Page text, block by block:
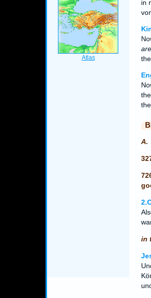
in
are
A.
in